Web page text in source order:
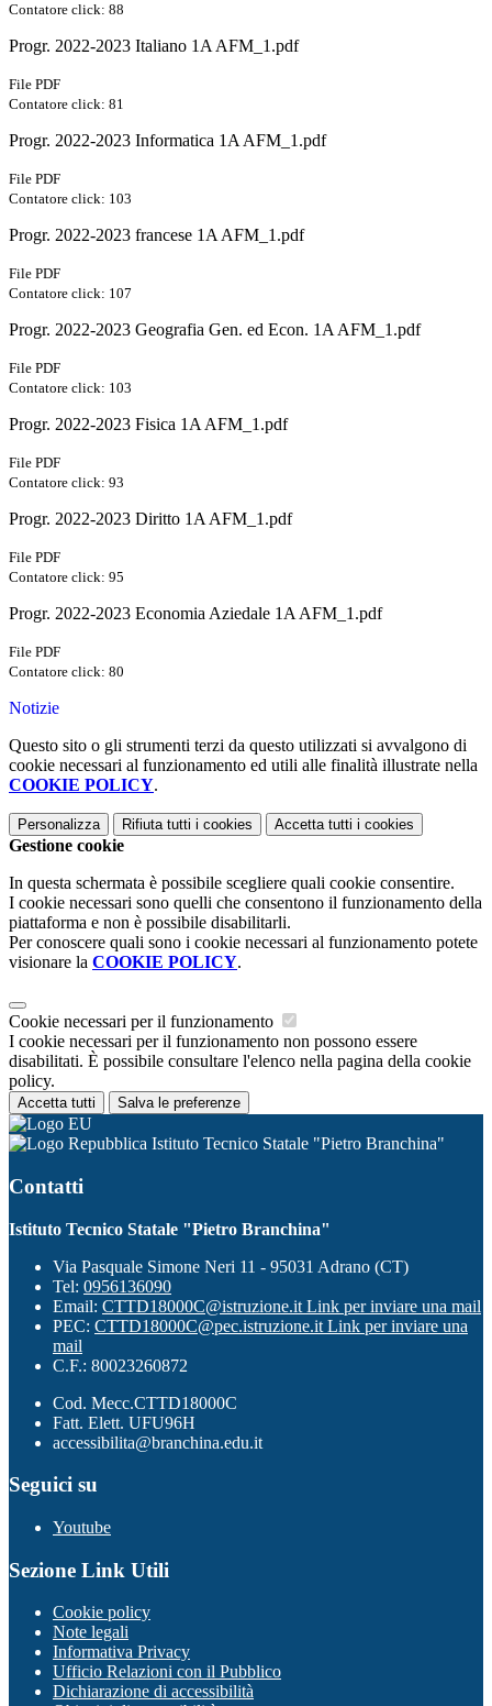
Contatore click: 88
Progr. 2022-2023 Italiano 1A AFM_1.pdf
File PDF
Contatore click: 81
Progr. 2022-2023 Informatica 1A AFM_1.pdf
File PDF
Contatore click: 103
Progr. 2022-2023 francese 1A AFM_1.pdf
File PDF
Contatore click: 107
Progr. 2022-2023 Geografia Gen. ed Econ. 1A AFM_1.pdf
File PDF
Contatore click: 103
Progr. 2022-2023 Fisica 1A AFM_1.pdf
File PDF
Contatore click: 93
Progr. 2022-2023 Diritto 1A AFM_1.pdf
File PDF
Contatore click: 95
Progr. 2022-2023 Economia Aziedale 1A AFM_1.pdf
File PDF
Contatore click: 80
Notizie
Questo sito o gli strumenti terzi da questo utilizzati si avvalgono di
cookie necessari al funzionamento ed utili alle finalità illustrate nella
COOKIE POLICY.
Personalizza Rifiuta tutti i cookies Accetta tutti i cookies
Gestione cookie
In questa schermata è possibile scegliere quali cookie consentire.
I cookie necessari sono quelli che consentono il funzionamento della
piattaforma e non è possibile disabilitarli.
Per conoscere quali sono i cookie necessari al funzionamento potete
visionare la COOKIE POLICY.
Cookie necessari per il funzionamento
I cookie necessari per il funzionamento non possono essere
disabilitati. È possibile consultare l'elenco nella pagina della cookie
policy.
Accetta tutti Salva le preferenze
Istituto Tecnico Statale "Pietro Branchina"
Contatti
Istituto Tecnico Statale "Pietro Branchina"
Via Pasquale Simone Neri 11 - 95031 Adrano (CT)
Tel: 0956136090
Email: CTTD18000C@istruzione.it Link per inviare una mail
PEC: CTTD18000C@pec.istruzione.it Link per inviare una
mail
C.F.: 80023260872
Cod. Mecc.CTTD18000C
Fatt. Elett. UFU96H
accessibilita@branchina.edu.it
Seguici su
Youtube
Sezione Link Utili
Cookie policy
Note legali
Informativa Privacy
Ufficio Relazioni con il Pubblico
Dichiarazione di accessibilità